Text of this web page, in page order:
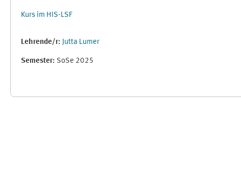
Kurs im HIS-LSF
Lehrende/r: Jutta Lumer
Semester: SoSe 2025